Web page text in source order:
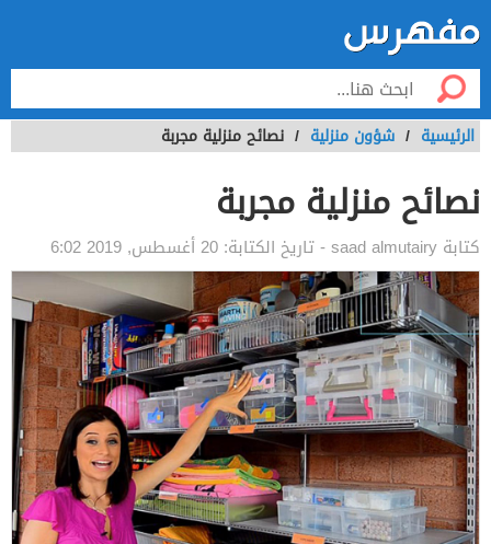
الرئيسية / شؤون منزلية / نصائح منزلية مجربة
نصائح منزلية مجربة
كتابة saad almutairy- تاريخ الكتابة: 20 أغسطس, 2019 6:02